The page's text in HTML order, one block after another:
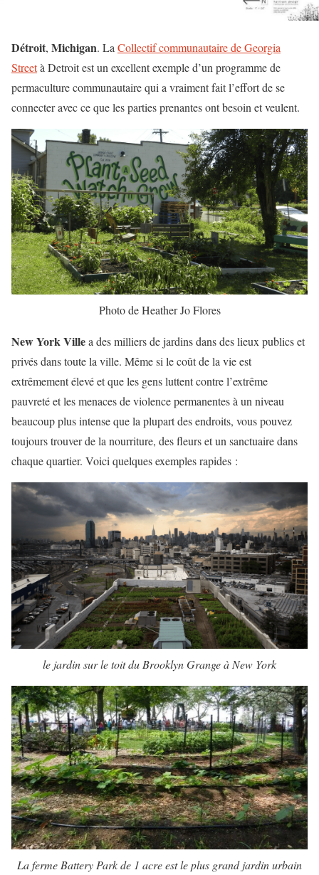
Détroit, Michigan. La Collectif communautaire de Georgia
Streetà Detroit est un excellent exemple d’un programme de
permaculture communautaire qui a vraiment fait l’effort de se
connecter avec ce que les parties prenantes ont besoin et veulent.
Photo de Heather Jo Flores
New YorkVillea des milliers de jardins dans des lieux publics et
privés dans toute la ville. Même si le coût de la vie est
extrêmement élevé et que les gens luttent contre l’extrême
pauvreté et les menaces de violence permanentes à un niveau
beaucoup plus intense que la plupart des endroits, vous pouvez
toujours trouver de la nourriture, des fleurs et un sanctuaire dans
chaque quartier. Voici quelques exemples rapides :
le jardin sur le toit du Brooklyn Grange à New York
La ferme Battery Park de 1 acre est le plus grand jardin urbain